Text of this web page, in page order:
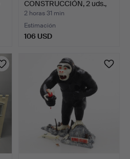
CONSTRUCCIÓN, 2 uds.,
Otaki Toys, …
2 horas 31 min
Estimación
106 USD